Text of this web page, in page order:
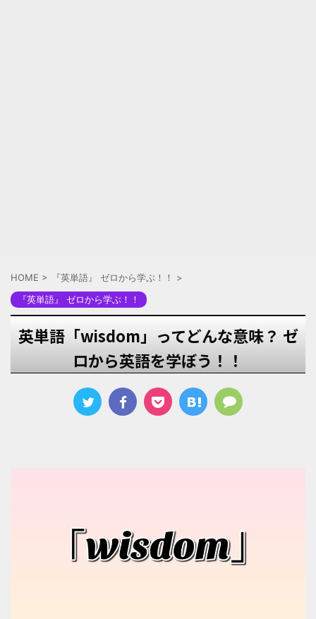
HOME > 『英単語』 ゼロから学ぶ！！
>
『英単語』 ゼロから学ぶ！！
英単語「wisdom」ってどんな意味？ ゼ
ロから英語を学ぼう！！